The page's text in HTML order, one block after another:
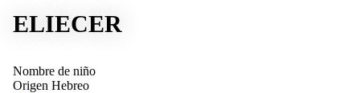
ELIECER
Nombre de niño
Origen Hebreo